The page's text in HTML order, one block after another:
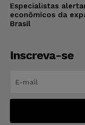
Especialistas
econômicos da
Brasil
Inscreva-se